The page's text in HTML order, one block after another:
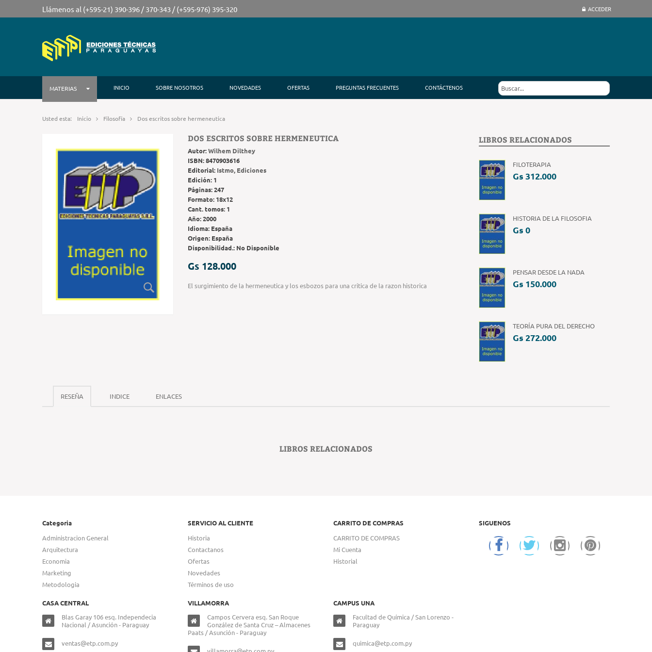
Llámenos al (+595-21) 390-396 / 370-343 / (+595-976) 395-320 ACCEDER
MATERIAS INICIO SOBRE NOSOTROS NOVEDADES OFERTAS PREGUNTAS FRECUENTES CONTÁCTENOS
Usted esta: Inicio Filosofía Dos escritos sobre hermeneutica
DOS ESCRITOS SOBRE HERMENEUTICA
Autor:Wilhem Dilthey
ISBN:8470903616
Editorial: Istmo, Ediciones
Edición: 1
Páginas:247
Formato: 18x12
Cant. tomos: 1
Año:2000
Idioma: España
Origen: España
Disponibilidad.: No Disponible
Gs 128.000
El surgimiento de la hermeneutica y los esbozos para una critica de la razon historica
LIBROS RELACIONADOS
FILOTERAPIA
Gs 312.000
HISTORIA DE LA FILOSOFIA
Gs 0
PENSAR DESDE LA NADA
Gs 150.000
TEORÍA PURA DEL DERECHO
Gs 272.000
RESEÑA INDICE ENLACES
LIBROS RELACIONADOS
Categoria
Administracion General
Arquitectura
Economia
Marketing
Metodologia
SERVICIO AL CLIENTE
Historia
Contactanos
Ofertas
Novedades
Términos de uso
CARRITO DE COMPRAS
CARRITO DE COMPRAS
Mi Cuenta
Historial
SIGUENOS
CASA CENTRAL
Blas Garay 106 esq. Independecia
Nacional / Asunción - Paraguay
ventas@etp.com.py
VILLAMORRA
Campos Cervera esq. San Roque
González de Santa Cruz – Almacenes
Paats / Asunción - Paraguay
CAMPUS UNA
Facultad de Química / San Lorenzo -
Paraguay
quimica@etp.com.py